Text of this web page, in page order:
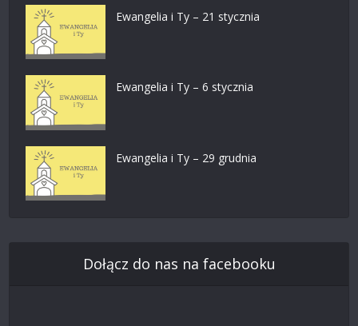
Ewangelia i Ty – 21 stycznia
Ewangelia i Ty – 6 stycznia
Ewangelia i Ty – 29 grudnia
Dołącz do nas na facebooku